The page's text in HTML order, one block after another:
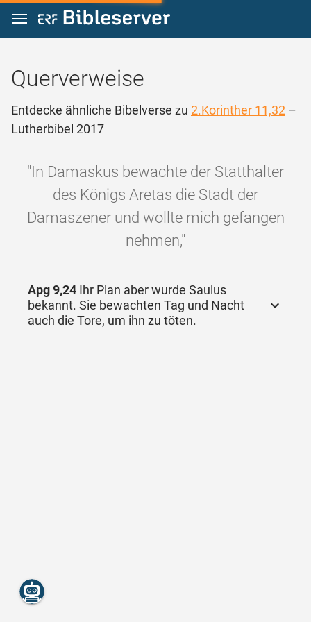
Zum Inhalt springen
Querverweise
Entdecke ähnliche Bibelverse zu 2.Korinther 11,32 –
Lutherbibel 2017
"In Damaskus bewachte der Statthalter
des Königs Aretas die Stadt der
Damaszener und wollte mich gefangen
nehmen,"
Apg 9,24 Ihr Plan aber wurde Saulus
bekannt. Sie bewachten Tag und Nacht
auch die Tore, um ihn zu töten.